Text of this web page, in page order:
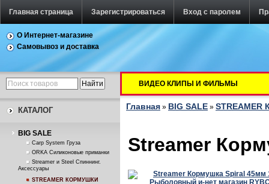
Главная страница Зарегистрироваться Вход с паролем
О Интернет-магазине
Самовывоз и доставка
КАТАЛОГ
BIG SALE
Carp System Груза
ORKA Силиконовые приманки
Streamer и Steel Спиннинг.
Аксессуары
STREAMER КОРМУШКИ
ВИДЕО КЛИПЫ И ФИЛЬМЫ
Главная » BIG SALE »
Streamer